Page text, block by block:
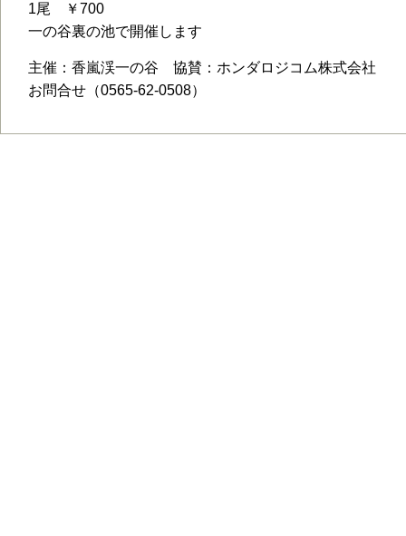
1尾 ￥700
一の谷裏の池で開催します
主催：香嵐渓一の谷 協賛：ホンダロジコム株式会社
お問合せ（0565-62-0508）